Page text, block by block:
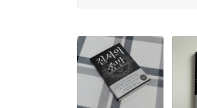
에 대규모 공중 폭격을
--- p.72~73쪽
자기중심적이며 감정적
마주한 지금, 우리는 이